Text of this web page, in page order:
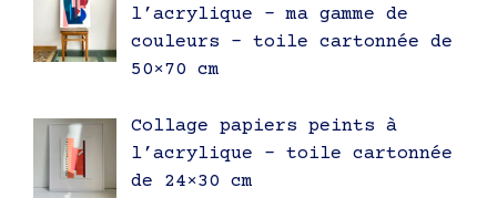
l’acrylique – ma gamme de
couleurs – toile cartonnée de
50×70 cm
Collage papiers peints à
l’acrylique – toile cartonnée
de 24×30 cm